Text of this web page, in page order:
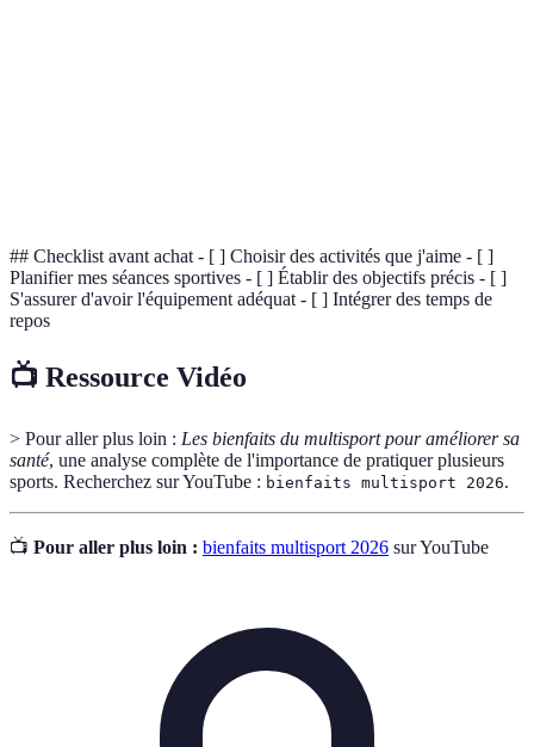
## Checklist avant achat - [ ] Choisir des activités que j'aime - [ ]
Planifier mes séances sportives - [ ] Établir des objectifs précis - [ ]
S'assurer d'avoir l'équipement adéquat - [ ] Intégrer des temps de
repos
📺 Ressource Vidéo
> Pour aller plus loin : Les bienfaits du multisport pour améliorer sa
santé, une analyse complète de l'importance de pratiquer plusieurs
sports. Recherchez sur YouTube : bienfaits multisport 2026.
📺 Pour aller plus loin : bienfaits multisport 2026 sur YouTube